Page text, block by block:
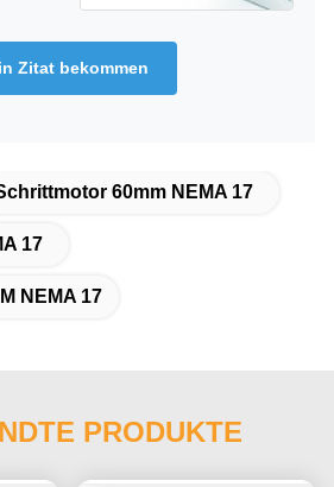
Zitat bekommen
60mm NEMA 17
17
NEMA 17
PRODUKTE